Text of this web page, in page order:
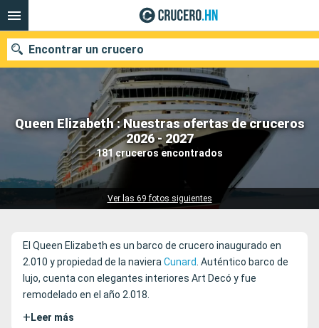
Queen Elizabeth : Nuestras ofertas de cruceros
2026 - 2027
181 cruceros encontrados
Ver las 69 fotos siguientes
Encontrar un crucero
Nuestros destinos
Fecha de salida
El Queen Elizabeth es un barco de crucero inaugurado en
2.010 y propiedad de la navieraCunard. Auténtico barco de
lujo, cuenta con elegantes interiores Art Decó y fue
remodelado en el año 2.018.
+ Leer más